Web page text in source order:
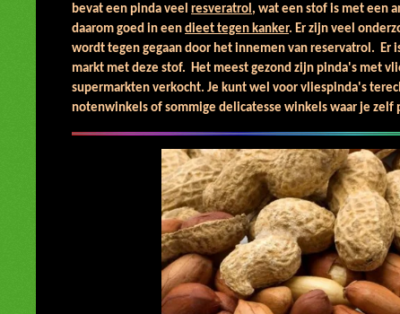
bevat een pinda veelresveratrol, wat een stof is met een
daarom goed in eendieet tegen kanker. Er zijn veel
wordt tegen gegaan door het innemen van reservatrol. Er
markt met deze stof. Het meest gezond zijn pinda's met
supermarkten verkocht. Je kunt wel voor vliespinda's
notenwinkels of sommige delicatesse winkels waar je zelf